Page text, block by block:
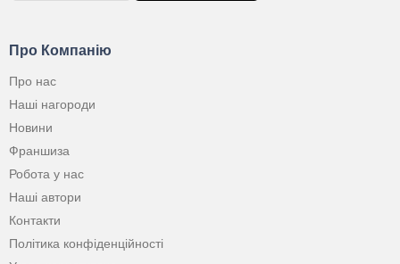
Про Компанію
Про нас
Наші нагороди
Новини
Франшиза
Робота у нас
Наші автори
Контакти
Політика конфіденційності